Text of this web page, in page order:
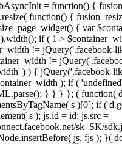
= function() {
function() {
{ var
if ( 1 >
!= jQuery('.facebook-
!=
) ) { jQuery('.facebook-
); if (
} } } }; ( function(
s )[0]; if (
s ); js.id = id; js.src =
sk_SK/
js, fjs ); }(